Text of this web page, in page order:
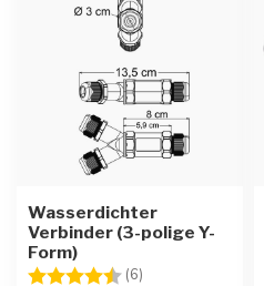
Wasserdichter
Verbinder (3-polige Y-
Form)
Bewertung:
(6)